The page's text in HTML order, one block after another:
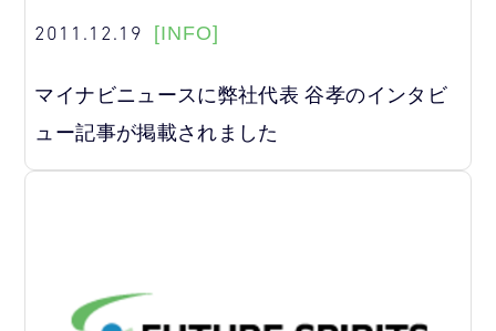
2011.12.19 [INFO]
マイナビニュースに弊社代表 谷孝のインタビ
ュー記事が掲載されました